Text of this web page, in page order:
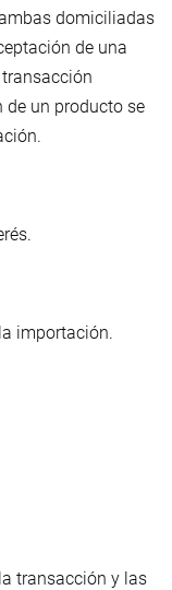
domiciliadas
de una
un producto se
importación.
transacción y las